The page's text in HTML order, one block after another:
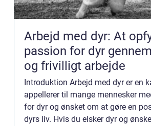
Arbejd med dyr: At
passion for dyr
og frivilligt arbejde
Introduktion Arbejd med dyr er en
appellerer til mange mennesker
for dyr og ønsket om at gøre en
dyrs liv. Hvis du elsker dyr og